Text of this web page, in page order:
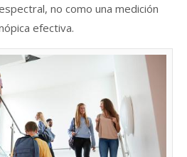
no como una medición
efectiva.